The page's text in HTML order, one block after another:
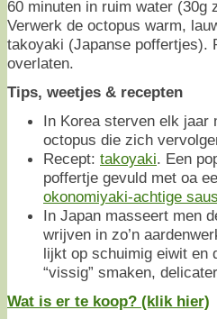
60 minuten in ruim water (30g
Verwerk de octopus warm,
takoyaki (Japanse poffertjes).
overlaten.
Tips, weetjes & recepten
In Korea sterven elk jaar
octopus die zich
Recept: takoyaki. Een
poffertje gevuld met oa
okonomiyaki-achtige saus
In Japan masseert men
wrijven in zo’n
lijkt op schuimig eiwit en
“vissig” smaken,
Wat is er te koop? (klik hier)